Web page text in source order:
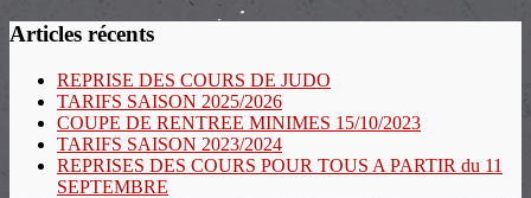
Articles récents
REPRISE DES COURS DE JUDO
TARIFS SAISON 2025/2026
COUPE DE RENTREE MINIMES 15/10/2023
TARIFS SAISON 2023/2024
REPRISES DES COURS POUR TOUS A PARTIR du 11
SEPTEMBRE